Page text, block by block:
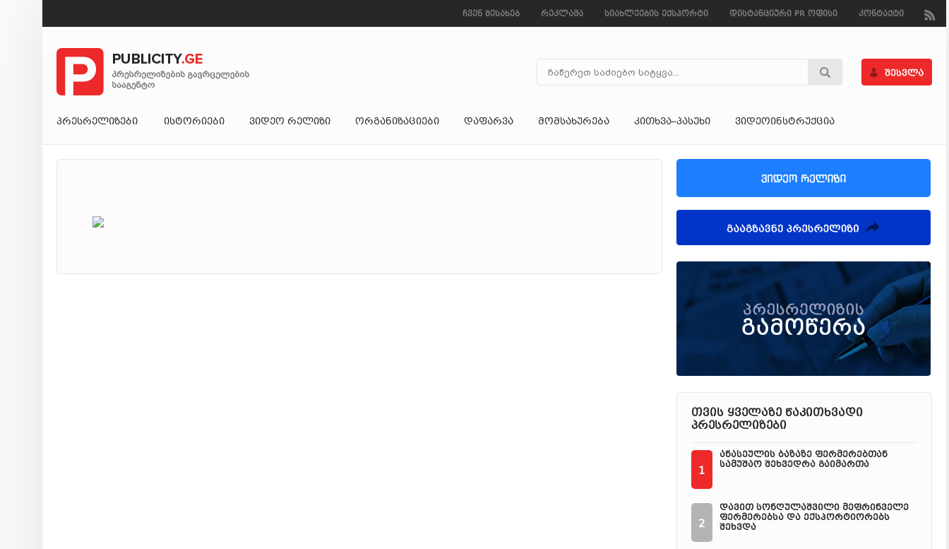
ჩვენ შესახებ რეკლამა სიახლეების ექსპორტი დისტანციური PR ოფისი კონტაქტი
ᲞᲠᲔᲡᲠᲔᲚᲘᲖᲔᲑᲘ ᲘᲡᲢᲝᲠᲘᲔᲑᲘ ᲕᲘᲓᲔᲝ ᲠᲔᲚᲘᲖᲘ ᲝᲠᲒᲐᲜᲘᲖᲐᲪᲘᲔᲑᲘ ᲓᲐᲤᲐᲠᲕᲐ ᲛᲝᲛᲡᲐᲮᲣᲠᲔᲑᲐ ᲙᲘᲗᲮᲕᲐ–ᲞᲐᲡᲣᲮᲘ ᲕᲘᲓᲔᲝᲘᲜᲡᲢᲠᲣᲥᲪᲘᲐ
თვის ყველაზე წაკითხვადი
პრესრელიზები
1
ანასეულის ბაზაზე ფერმერებთან
სამუშაო შეხვედრა გაიმართა
2
დავით სონღულაშვილი მეფრინველე
ფერმერებსა და ექსპორტიორებს
შეხვდა